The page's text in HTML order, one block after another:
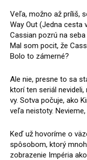
Veľa, možno až príliš,
Way Out (Jedna cesta
Cassian pozrú na
Mal som pocit, že
Bolo to zámerné?
Ale nie, presne to sa
ktorí ten seriál
vy. Sotva počuje, ako
veľa neistoty.
Keď už hovoríme o
spôsobom, ktorý
zobrazenie Impéria